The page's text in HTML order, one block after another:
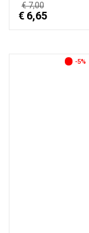
€ 7,00
€ 6,65
-5%